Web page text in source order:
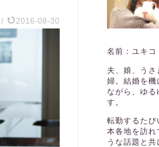
/ 2016-08-30
名前：ユキコ
夫、娘、う
婦。結婚を機
ながら、ゆる
す。
転勤するたび
本各地を訪れ
うな話題と